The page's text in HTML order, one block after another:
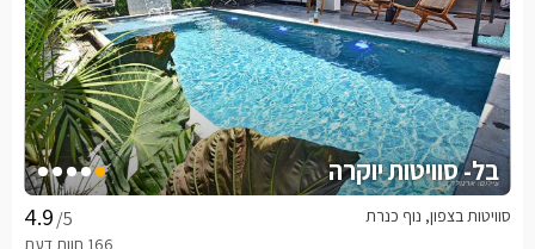
בל- סוויטות יוקרה
/5 סוויטות בצפון, נוף כנרת